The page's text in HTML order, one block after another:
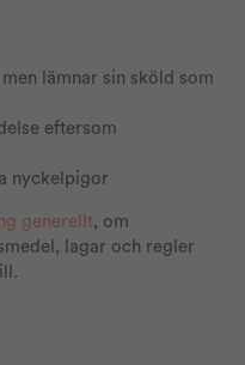
lämnar sin sköld som
eftersom
nyckelpigor
generellt, om
lagar och regler